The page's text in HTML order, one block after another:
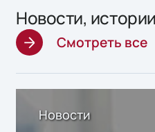
Новости,
Смотреть все
Новости